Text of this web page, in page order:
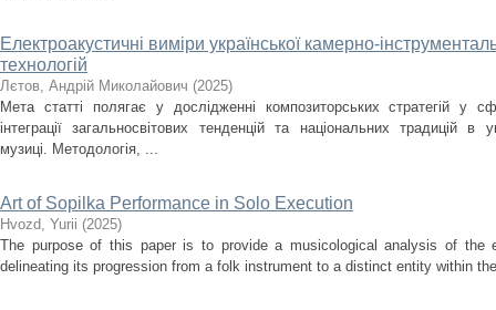
Електроакустичні виміри української камерно-
технологій
Лєтов, Андрій Миколайович (2025)
Мета статті полягає у дослідженні композиторських стратегій у
інтеграції загальносвітових тенденцій та національних традицій в
музиці. Методологія, ...
Art of Sopilka Performance in Solo Execution
Нvozd, Yurii (2025)
The purpose of this paper is to provide a musicological analysis of the
delineating its progression from a folk instrument to a distinct entity within